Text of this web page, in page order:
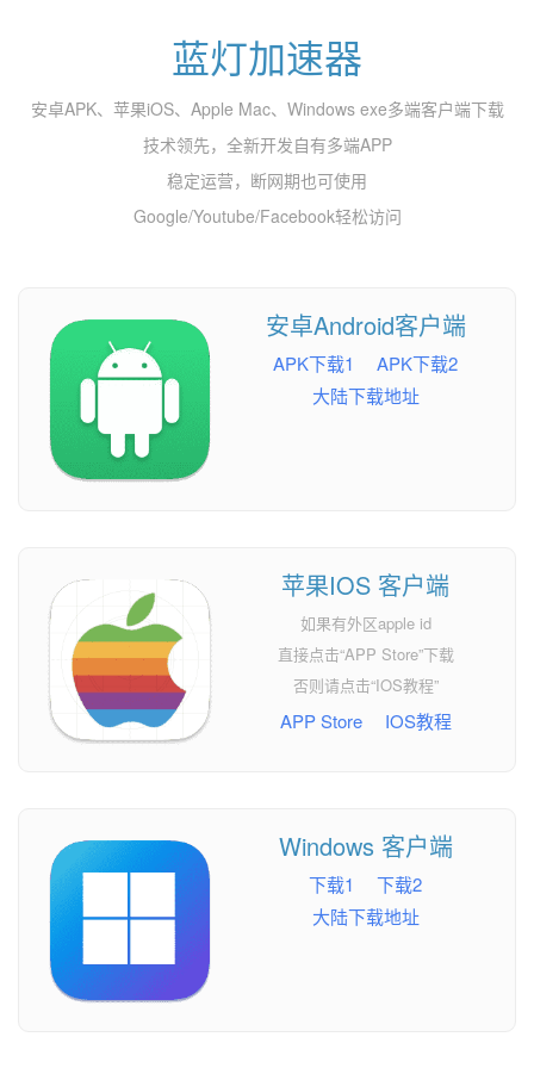
蓝灯加速器
安卓APK、苹果iOS、Apple Mac、Windows exe多端客户端下载
技术领先，全新开发自有多端APP
稳定运营，断网期也可使用
Google/Youtube/Facebook轻松访问
安卓Android客户端
APK下载1
APK下载2
大陆下载地址
苹果IOS 客户端
如果有外区apple id
直接点击“APP Store”下载
否则请点击“IOS教程”
APP Store IOS教程
Windows 客户端
下载1
下载2
大陆下载地址